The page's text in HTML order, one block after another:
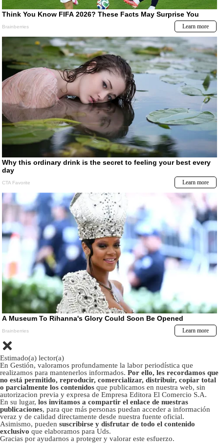
Estimado(a) lector(a)
En Gestión, valoramos profundamente la labor periodística que
realizamos para mantenerlos informados. Por ello, les recordamos que
no está permitido, reproducir, comercializar, distribuir, copiar total
o parcialmente los contenidos que publicamos en nuestra web, sin
autorizacion previa y expresa de Empresa Editora El Comercio S.A.
En su lugar, los invitamos a compartir el enlace de nuestras
publicaciones, para que más personas puedan acceder a información
veraz y de calidad directamente desde nuestra fuente oficial.
Asimismo, pueden suscribirse y disfrutar de todo el contenido
exclusivo que elaboramos para Uds.
Gracias por ayudarnos a proteger y valorar este esfuerzo.